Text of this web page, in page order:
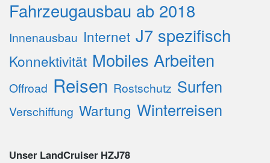
Fahrzeugausbau ab 2018
Innenausbau Internet J7 spezifisch
Konnektivität Mobiles Arbeiten
Offroad Reisen Rostschutz Surfen
Verschiffung Wartung Winterreisen
Unser LandCruiser HZJ78